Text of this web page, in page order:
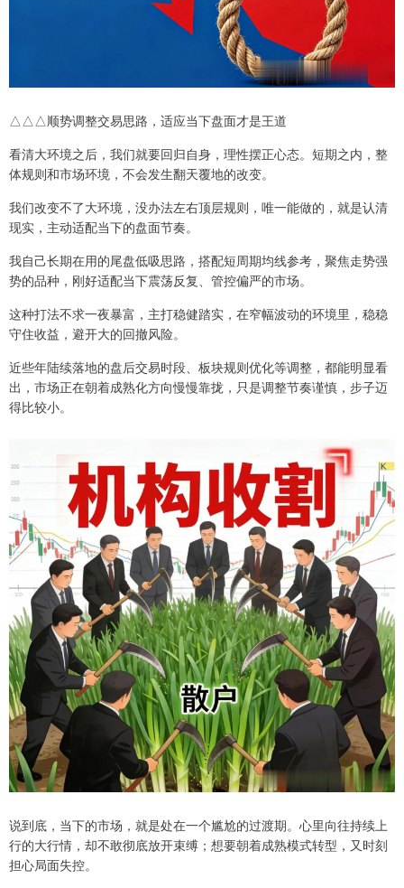
△△△顺势调整交易思路，适应当下盘面才是王道
看清大环境之后，我们就要回归自身，理性摆正心态。短期之内，整
体规则和市场环境，不会发生翻天覆地的改变。
我们改变不了大环境，没办法左右顶层规则，唯一能做的，就是认清
现实，主动适配当下的盘面节奏。
我自己长期在用的尾盘低吸思路，搭配短周期均线参考，聚焦走势强
势的品种，刚好适配当下震荡反复、管控偏严的市场。
这种打法不求一夜暴富，主打稳健踏实，在窄幅波动的环境里，稳稳
守住收益，避开大的回撤风险。
近些年陆续落地的盘后交易时段、板块规则优化等调整，都能明显看
出，市场正在朝着成熟化方向慢慢靠拢，只是调整节奏谨慎，步子迈
得比较小。
说到底，当下的市场，就是处在一个尴尬的过渡期。心里向往持续上
行的大行情，却不敢彻底放开束缚；想要朝着成熟模式转型，又时刻
担心局面失控。